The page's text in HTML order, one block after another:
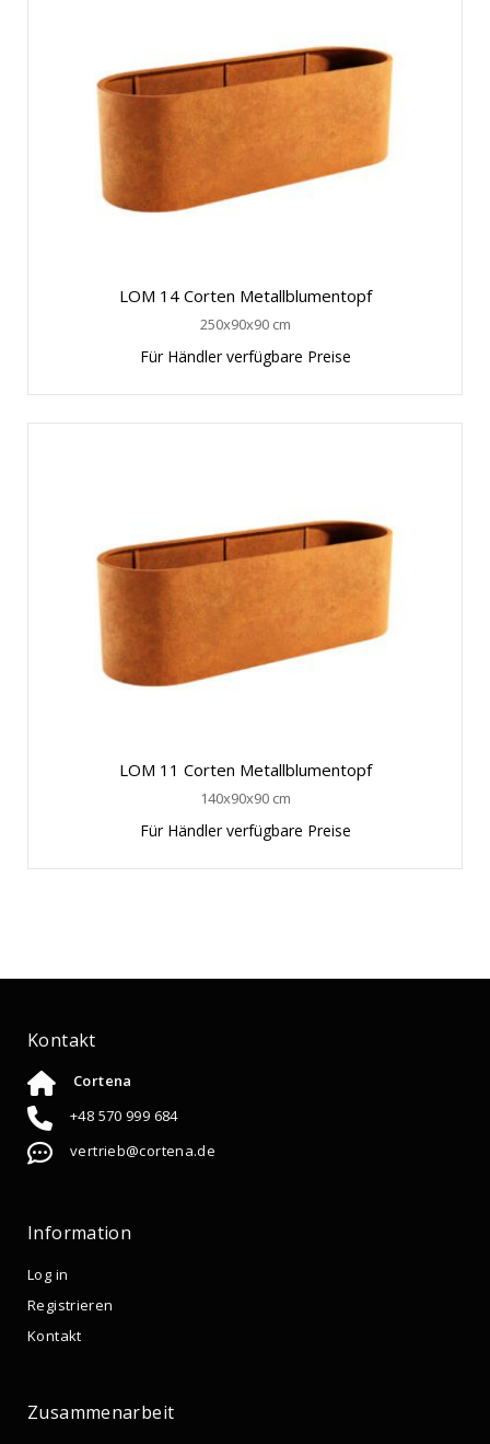
LOM 14 Corten Metallblumentopf
250x90x90 cm
Für Händler verfügbare Preise
LOM 11 Corten Metallblumentopf
140x90x90 cm
Für Händler verfügbare Preise
Kontakt
Cortena
+48 570 999 684
vertrieb@cortena.de
Information
Log in
Registrieren
Kontakt
Zusammenarbeit